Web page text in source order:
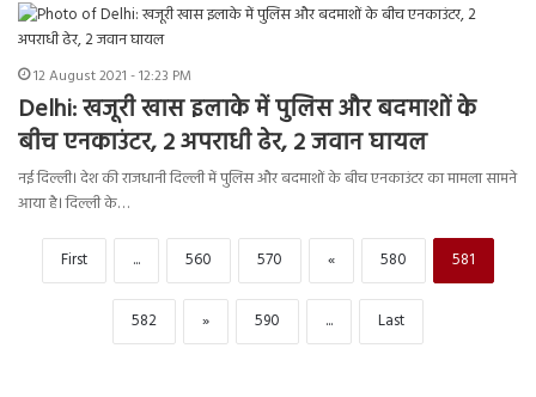
12 August 2021 - 12:23 PM
Delhi: खजूरी खास इलाके में पुलिस और बदमाशों के
बीच एनकाउंटर, 2 अपराधी ढेर, 2 जवान घायल
नई दिल्ली। देश की राजधानी दिल्ली में पुलिस और बदमाशों के बीच एनकाउंटर का मामला सामने
आया है। दिल्ली के…
First ... 560 570 « 580 581
582 » 590 ... Last